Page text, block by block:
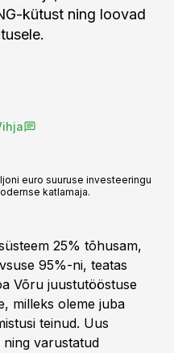
kütust ning loovad
euro suuruse investeeringu
katlamaja.
25% tõhusam,
95%-ni, teatas
Võru juustutööstuse
milleks oleme juba
teinud. Uus
ning varustatud